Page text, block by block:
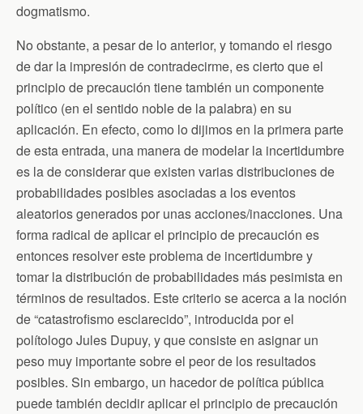
dogmatismo.
No obstante, a pesar de lo anterior, y tomando el riesgo
de dar la impresión de contradecirme, es cierto que el
principio de precaución tiene también un componente
político (en el sentido noble de la palabra) en su
aplicación. En efecto, como lo dijimos en la primera parte
de esta entrada, una manera de modelar la incertidumbre
es la de considerar que existen varias distribuciones de
probabilidades posibles asociadas a los eventos
aleatorios generados por unas acciones/inacciones. Una
forma radical de aplicar el principio de precaución es
entonces resolver este problema de incertidumbre y
tomar la distribución de probabilidades más pesimista en
términos de resultados. Este criterio se acerca a la noción
de “catastrofismo esclarecido”, introducida por el
polítologo Jules Dupuy, y que consiste en asignar un
peso muy importante sobre el peor de los resultados
posibles. Sin embargo, un hacedor de política pública
puede también decidir aplicar el principio de precaución